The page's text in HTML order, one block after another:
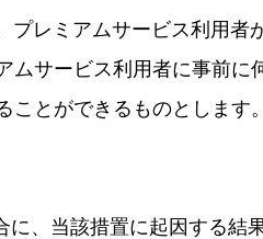
プレミアムサービス利用者
ムサービス利用者に事前に
とができるものとします。
に、当該措置に起因する結